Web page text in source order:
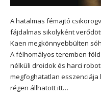
A hatalmas fémajtó
fájdalmas sikolyként
Kaen megkönnyebbülten
A félhomályos teremben
nélküli droidok és harci
megfoghatatlan esszenciája
régen állhatott itt…